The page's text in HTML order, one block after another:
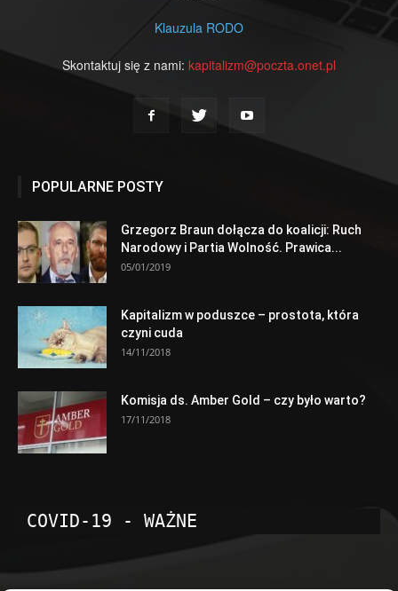
Klauzula RODO
Skontaktuj się z nami: kapitalizm@poczta.onet.pl
POPULARNE POSTY
Grzegorz Braun dołącza do koalicji: Ruch
Narodowy i Partia Wolność. Prawica...
05/01/2019
Kapitalizm w poduszce – prostota, która
czyni cuda
14/11/2018
Komisja ds. Amber Gold – czy było warto?
17/11/2018
COVID-19 - WAŻNE